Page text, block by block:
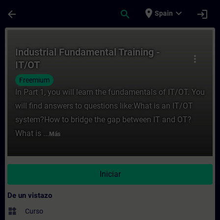
arrow_back search place Spain expand_more login
more_vert
Industrial Fundamental Training -
IT/OT
Freemium
In Part 1, you will learn the fundamentals of IT/OT. You
will find answers to questions like:What is an IT/OT
system?How to bridge the gap between IT and OT?
What is ... Más
Iniciar
De un vistazo
widgets Curso